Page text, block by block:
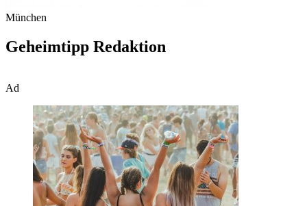
München
Geheimtipp Redaktion
Ad